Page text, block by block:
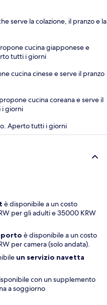
serve la colazione, il pranzo e la
cucina giapponese e
tutti i giorni
cucina cinese e serve il pranzo
cucina coreana e serve il
i giorni
Aperto tutti i giorni
è disponibile a un costo
per gli adulti e 35000 KRW
è disponibile a un costo
per camera (solo andata).
un servizio navetta
con un supplemento
a soggiorno